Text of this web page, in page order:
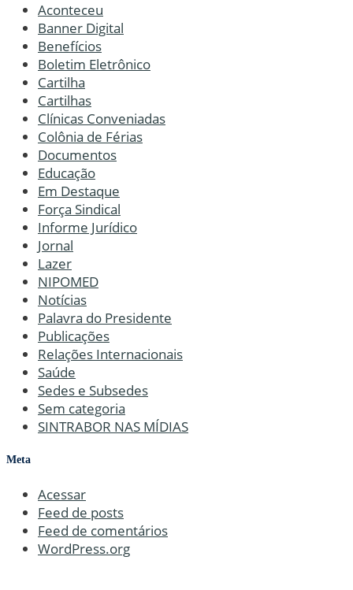
Aconteceu
Banner Digital
Benefícios
Boletim Eletrônico
Cartilha
Cartilhas
Clínicas Conveniadas
Colônia de Férias
Documentos
Educação
Em Destaque
Força Sindical
Informe Jurídico
Jornal
Lazer
NIPOMED
Notícias
Palavra do Presidente
Publicações
Relações Internacionais
Saúde
Sedes e Subsedes
Sem categoria
SINTRABOR NAS MÍDIAS
Meta
Acessar
Feed de posts
Feed de comentários
WordPress.org